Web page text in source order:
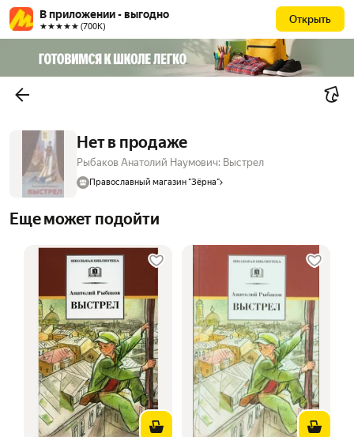
В приложении - выгодно
★★★★★ (700К)
Открыть
Нет в продаже
Рыбаков Анатолий Наумович: Выстрел
Православный магазин "Зёрна"
Еще может подойти